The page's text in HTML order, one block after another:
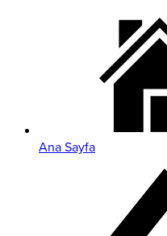
Ana Sayfa